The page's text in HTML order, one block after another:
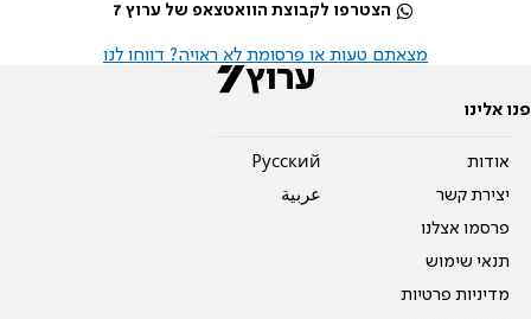
הצטרפו לקבוצת הוואטצאפ של ערוץ 7
מצאתם טעות או פרסומת לא ראויה? דווחו לנו
פנו אלינו
אודות
יצירת קשר
פרסמו אצלנו
תנאי שימוש
מדיניות פרטיות
Pусский
عربية